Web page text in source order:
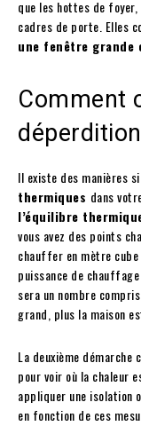
que les hottes de
cadres de porte. Elles
une fenêtre grande
Comment
Il existe des manières
thermiques dans
l’équilibre
vous avez des points
chauffer en mètre
puissance de
sera un nombre
grand, plus la maison
La deuxième démarche
pour voir où la chaleur
appliquer une isolation
en fonction de ces